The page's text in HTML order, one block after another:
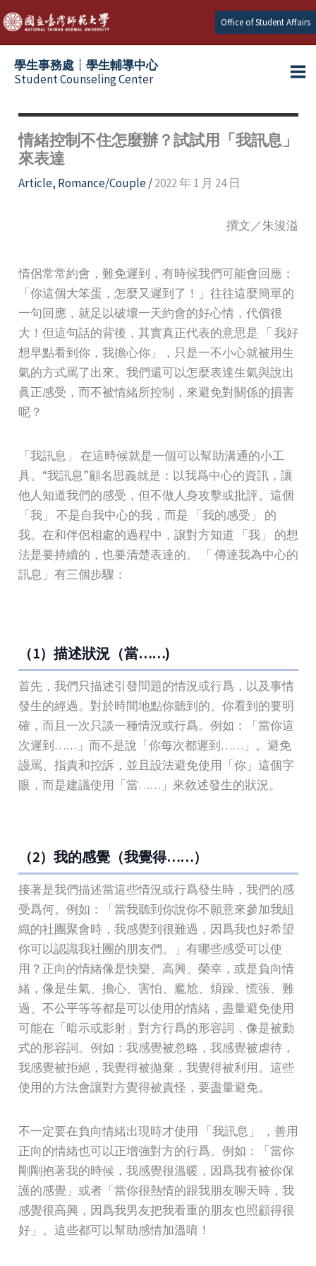
Skip
to
content
Office of Student Affairs
學生事務處┆學生輔導中心
Student Counseling Center
情緒控制不住怎麼辦？試試用「我訊息」
來表達
Article, Romance/Couple/2022 年 1 月 24 日
撰文／朱浚溢
情侶常常約會，難免遲到，有時候我們可能會回應：
「你這個大笨蛋，怎麼又遲到了！」往往這麼簡單的
一句回應，就足以破壞一天約會的好心情，代價很
大！但這句話的背後，其實真正代表的意思是 「 我好
想早點看到你，我擔心你」，只是一不小心就被用生
氣的方式罵了出來。我們還可以怎麼表達生氣與說出
眞正感受，而不被情緒所控制，來避免對關係的損害
呢？
「我訊息」 在這時候就是一個可以幫助溝通的小工
具。“我訊息”顧名思義就是：以我爲中心的資訊，讓
他人知道我們的感受，但不做人身攻擊或批評。這個
「我」 不是自我中心的我，而是 「我的感受」 的
我。在和伴侶相處的過程中，譲對方知道 「我」 的想
法是要持續的，也要清楚表達的。 「 傳達我為中心的
訊息」有三個步驟：
（1）描述狀況（當……)
首先，我們只描述引發問題的情況或行爲，以及事情
發生的經過。對於時間地點你聽到的、你看到的要明
確，而且一次只談一種情況或行爲。例如：「當你這
次遲到……」而不是說「你每次都遲到……」。避免
謾罵、指責和控訴，並且設法避免使用「你」這個字
眼，而是建議使用「當……」來敘述發生的狀況。
（2）我的感覺（我覺得……）
接著是我們描述當這些情況或行爲發生時，我們的感
受爲何。例如：「當我聽到你說你不願意來參加我組
織的社團聚會時，我感覺到很難過，因爲我也好希望
你可以認識我社團的朋友們。」有哪些感受可以使
用？正向的情緒像是快樂、高興、榮幸，或是負向情
緒，像是生氣、擔心、害怕、尷尬、煩躁、慌張、難
過、不公平等等都是可以使用的情緒，盡量避免使用
可能在「暗示或影射」對方行爲的形容詞，像是被動
式的形容詞。例如：我感覺被忽略，我感覺被虐待，
我感覺被拒絕，我覺得被拋棄，我覺得被利用。這些
使用的方法會讓對方覺得被責怪，要盡量避免。
不一定要在負向情緒出現時才使用 「我訊息」 ，善用
正向的情緒也可以正增強對方的行爲。例如：「當你
剛剛抱著我的時候，我感覺很溫暖，因爲我有被你保
護的感覺」或者「當你很熱情的跟我朋友聊天時，我
感覺很高興，因爲我男友把我看重的朋友也照顧得很
好」。這些都可以幫助感情加溫唷！